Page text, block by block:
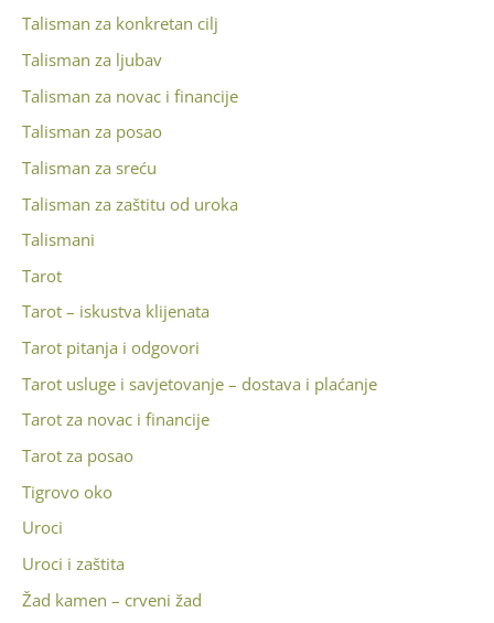
Talisman za konkretan cilj
Talisman za ljubav
Talisman za novac i financije
Talisman za posao
Talisman za sreću
Talisman za zaštitu od uroka
Talismani
Tarot
Tarot – iskustva klijenata
Tarot pitanja i odgovori
Tarot usluge i savjetovanje – dostava i plaćanje
Tarot za novac i financije
Tarot za posao
Tigrovo oko
Uroci
Uroci i zaštita
Žad kamen – crveni žad